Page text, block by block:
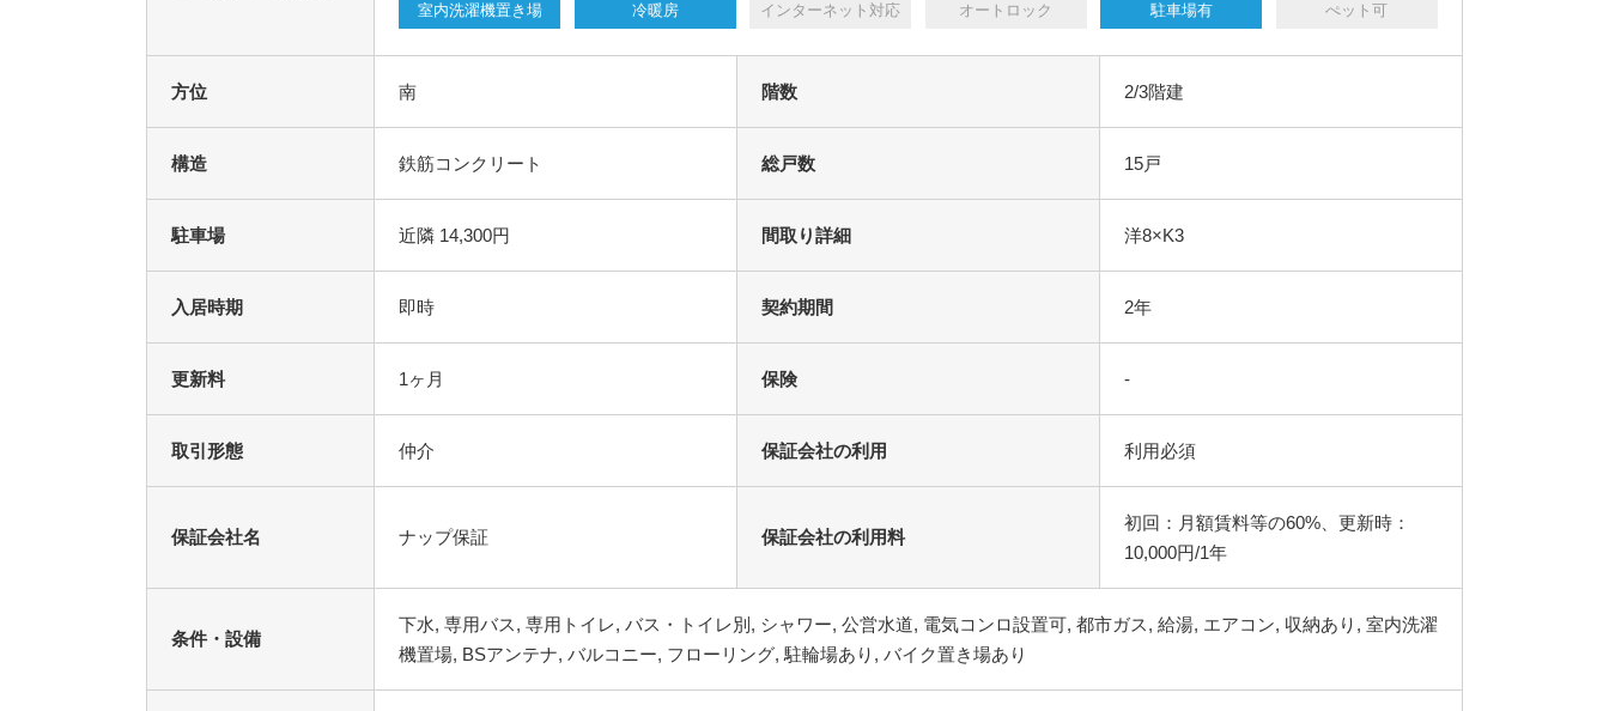
室内洗濯機置き場 冷暖房 インターネット対応 オートロック 駐車場有 ぺット可
方位 南 階数 2/3階建
構造 鉄筋コンクリート 総戸数 15戸
駐車場 近隣 14,300円 間取り詳細 洋8×K3
入居時期 即時 契約期間 2年
更新料 1ヶ月 保険 -
取引形態 仲介 保証会社の利用 利用必須
保証会社名 ナップ保証 保証会社の利用料
初回：月額賃料等の60%、更新時：
10,000円/1年
条件・設備